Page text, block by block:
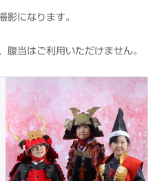
影になります。
腹当はご利用いただけません。